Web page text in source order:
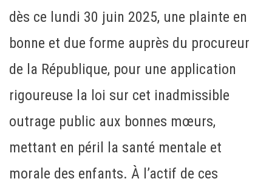
dès ce lundi 30 juin 2025, une plainte en
bonne et due forme auprès du procureur
de la République, pour une application
rigoureuse la loi sur cet inadmissible
outrage public aux bonnes mœurs,
mettant en péril la santé mentale et
morale des enfants. À l’actif de ces